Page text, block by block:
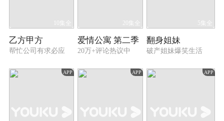
10集全
乙方甲方
帮忙公司有求必应
20集全
爱情公寓 第二季
20万+评论热议中
5集全
翻身姐妹
破产姐妹爆笑生活
APP APP APP